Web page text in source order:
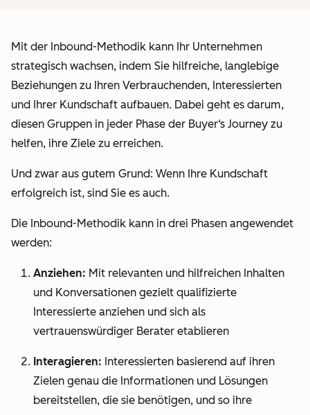
Mit der Inbound-Methodik kann Ihr Unternehmen
strategisch wachsen, indem Sie hilfreiche, langlebige
Beziehungen zu Ihren Verbrauchenden, Interessierten
und Ihrer Kundschaft aufbauen. Dabei geht es darum,
diesen Gruppen in jeder Phase der Buyer‘s Journey zu
helfen, ihre Ziele zu erreichen.
Und zwar aus gutem Grund: Wenn Ihre Kundschaft
erfolgreich ist, sind Sie es auch.
Die Inbound-Methodik kann in drei Phasen angewendet
werden:
Anziehen: Mit relevanten und hilfreichen Inhalten
und Konversationen gezielt qualifizierte
Interessierte anziehen und sich als
vertrauenswürdiger Berater etablieren
Interagieren: Interessierten basierend auf ihren
Zielen genau die Informationen und Lösungen
bereitstellen, die sie benötigen, und so ihre